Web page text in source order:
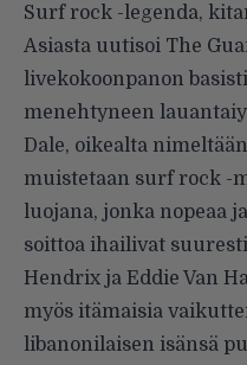
Surf rock -legenda,
Asiasta uutisoi The
livekokoonpanon
menehtyneen
Dale, oikealta
muistetaan surf rock -
luojana, jonka nopeaa
soittoa ihailivat
Hendrix ja Eddie Van
myös itämaisia
libanonilaisen isänsä